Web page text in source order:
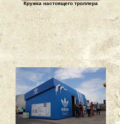
Кружка настоящего троллера